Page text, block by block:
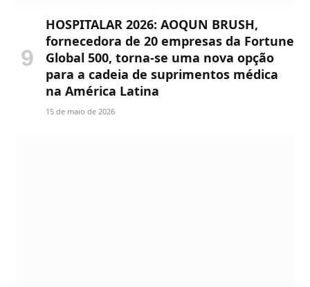
HOSPITALAR 2026: AOQUN BRUSH,
fornecedora de 20 empresas da Fortune
Global 500, torna-se uma nova opção
para a cadeia de suprimentos médica
na América Latina
15 de maio de 2026